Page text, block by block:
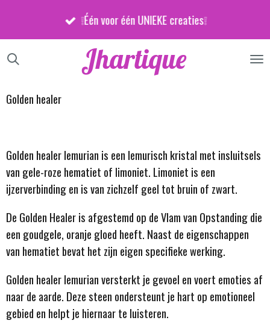
de
Jhartique
❕Één voor één UNIEKE creaties❕
Golden healer
Golden healer lemurian is een lemurisch kristal met insluitsels
van gele-roze hematiet of limoniet. Limoniet is een
ijzerverbinding en is van zichzelf geel tot bruin of zwart.
De Golden Healer is afgestemd op de Vlam van Opstanding die
een goudgele, oranje gloed heeft. Naast de eigenschappen
van hematiet bevat het zijn eigen specifieke werking.
Golden healer lemurian versterkt je gevoel en voert emoties af
naar de aarde. Deze steen ondersteunt je hart op emotioneel
gebied en helpt je hiernaar te luisteren.